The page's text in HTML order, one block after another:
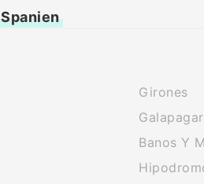
Girones
Galapagar
Banos Y